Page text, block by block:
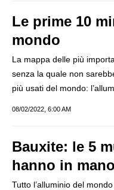
Le prime 10
mondo
La mappa delle più
senza la quale non
più usati del mondo:
08/02/2022, 6:00 AM
Bauxite: le 5
hanno in
Tutto l’alluminio del